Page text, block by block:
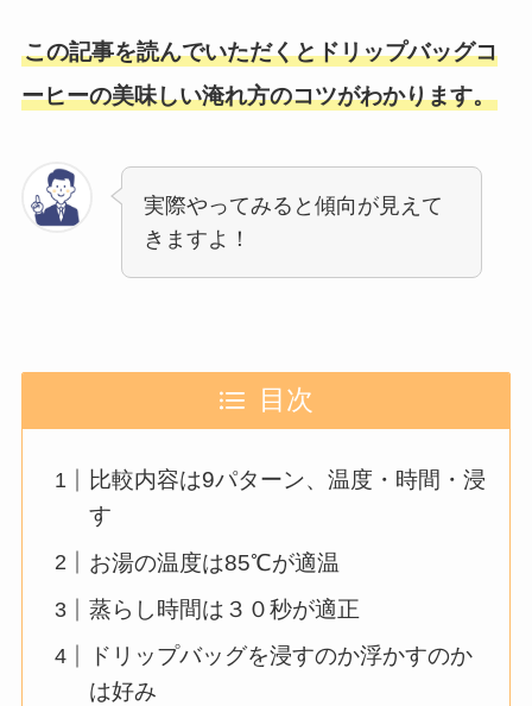
この記事を読んでいただくとドリップバッグコ
ーヒーの美味しい淹れ方のコツがわかります。
実際やってみると傾向が見えて
きますよ！
目次
比較内容は9パターン、温度・時間・浸
す
お湯の温度は85℃が適温
蒸らし時間は３０秒が適正
ドリップバッグを浸すのか浮かすのか
は好み